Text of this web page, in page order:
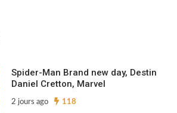
Spider-Man Brand new day, Destin
Daniel Cretton, Marvel
2 jours ago 118